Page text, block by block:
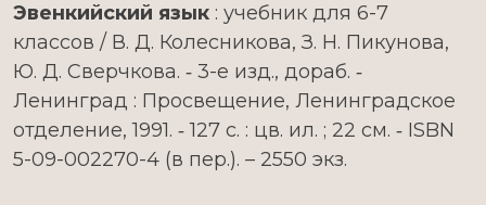
Эвенкийский язык : учебник для 6-7
классов / В. Д. Колесникова, З. Н. Пикунова,
Ю. Д. Сверчкова. ‑ 3-е изд., дораб. ‑
Ленинград : Просвещение, Ленинградское
отделение, 1991. ‑ 127 с. : цв. ил. ; 22 см. ‑ ISBN
5-09-002270-4 (в пер.). – 2550 экз.